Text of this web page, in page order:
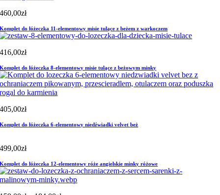
460,00zł
Komplet do łóżeczka 11-elementowy misie tulące z beżem z warkoczem
416,00zł
Komplet do łóżeczka 8-elementowy misie tulące z beżowym minky
405,00zł
Komplet do łóżeczka 6-elementowy niedźwiadki velvet beż
499,00zł
Komplet do łóżeczka 12-elementowy róże angielskie minky różowe